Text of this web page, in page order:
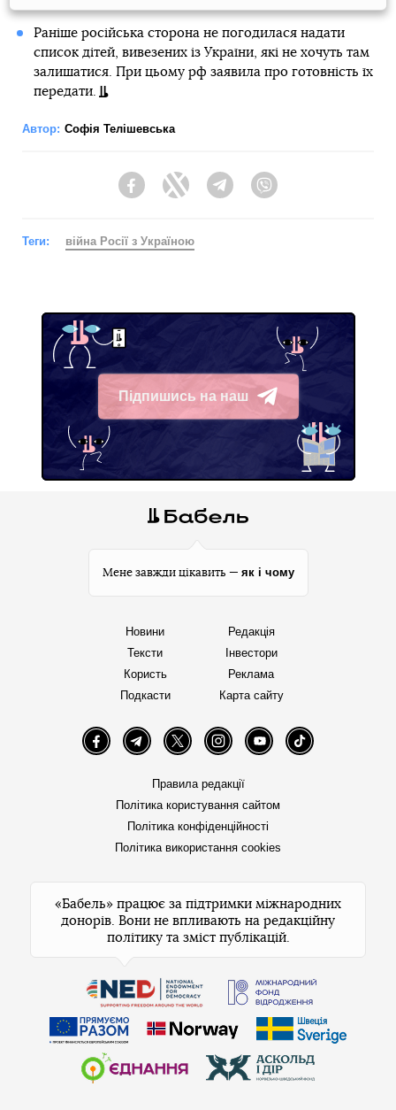
Раніше російська сторона не погодилася надати
список дітей, вивезених із України, які не хочуть там
залишатися. При цьому рф заявила про готовність їх
передати.
Автор: Софія Телішевська
FacebookTwitter Telegram
Теги: війна Росії з Україною
Підпишись на наш
Telegram
Мене завжди цікавить — як і чому
Новини
Тексти
Користь
Подкасти
Редакція
Інвестори
Реклама
Карта сайту
FacebookTelegramTwitter InstagramYouTube TikTok
Правила редакції
Політика користування сайтом
Політика конфіденційності
Політика використання cookies
«Бабель» працює за підтримки міжнародних
донорів. Вони не впливають на редакційну
політику та зміст публікацій.